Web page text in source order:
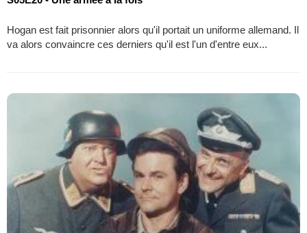
Hogan est fait prisonnier alors qu'il portait un uniforme allemand. Il
va alors convaincre ces derniers qu'il est l'un d'entre eux...